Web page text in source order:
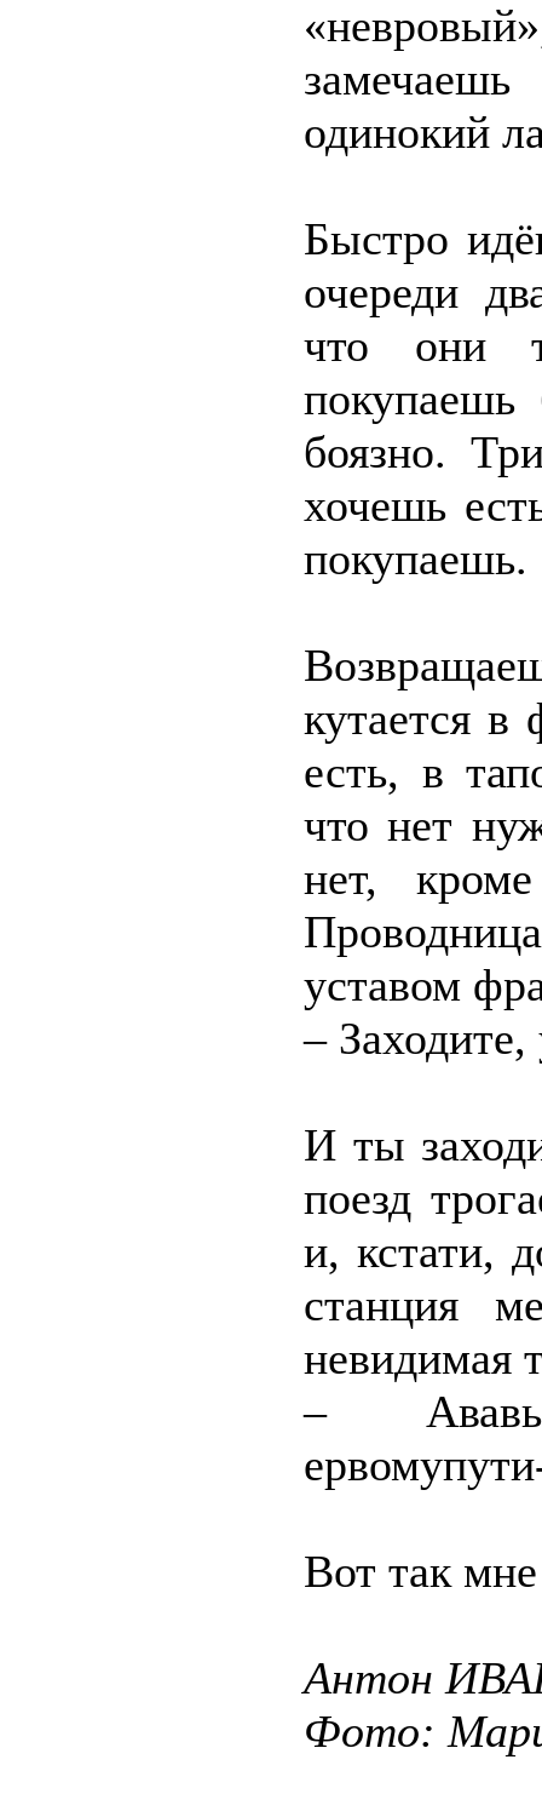
одинокий
Быстро
очереди
что они
боязно.
хочешь
покупаешь.
кутается
есть, в
что нет
нет,
уставом
–
И ты
поезд
и, кстати,
станция
невидимая
–
Вот так
Антон
Фото: